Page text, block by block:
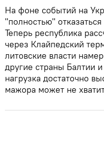
На фоне событий на
"полностью"
Теперь республика
через Клайпедский
литовские власти
другие страны Балтии
нагрузка достаточно
мажора может не